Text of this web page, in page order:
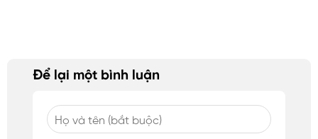
Để lại một bình luận